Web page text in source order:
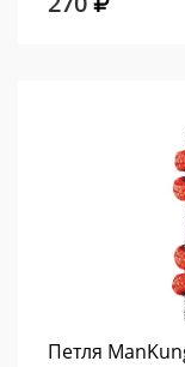
Петля